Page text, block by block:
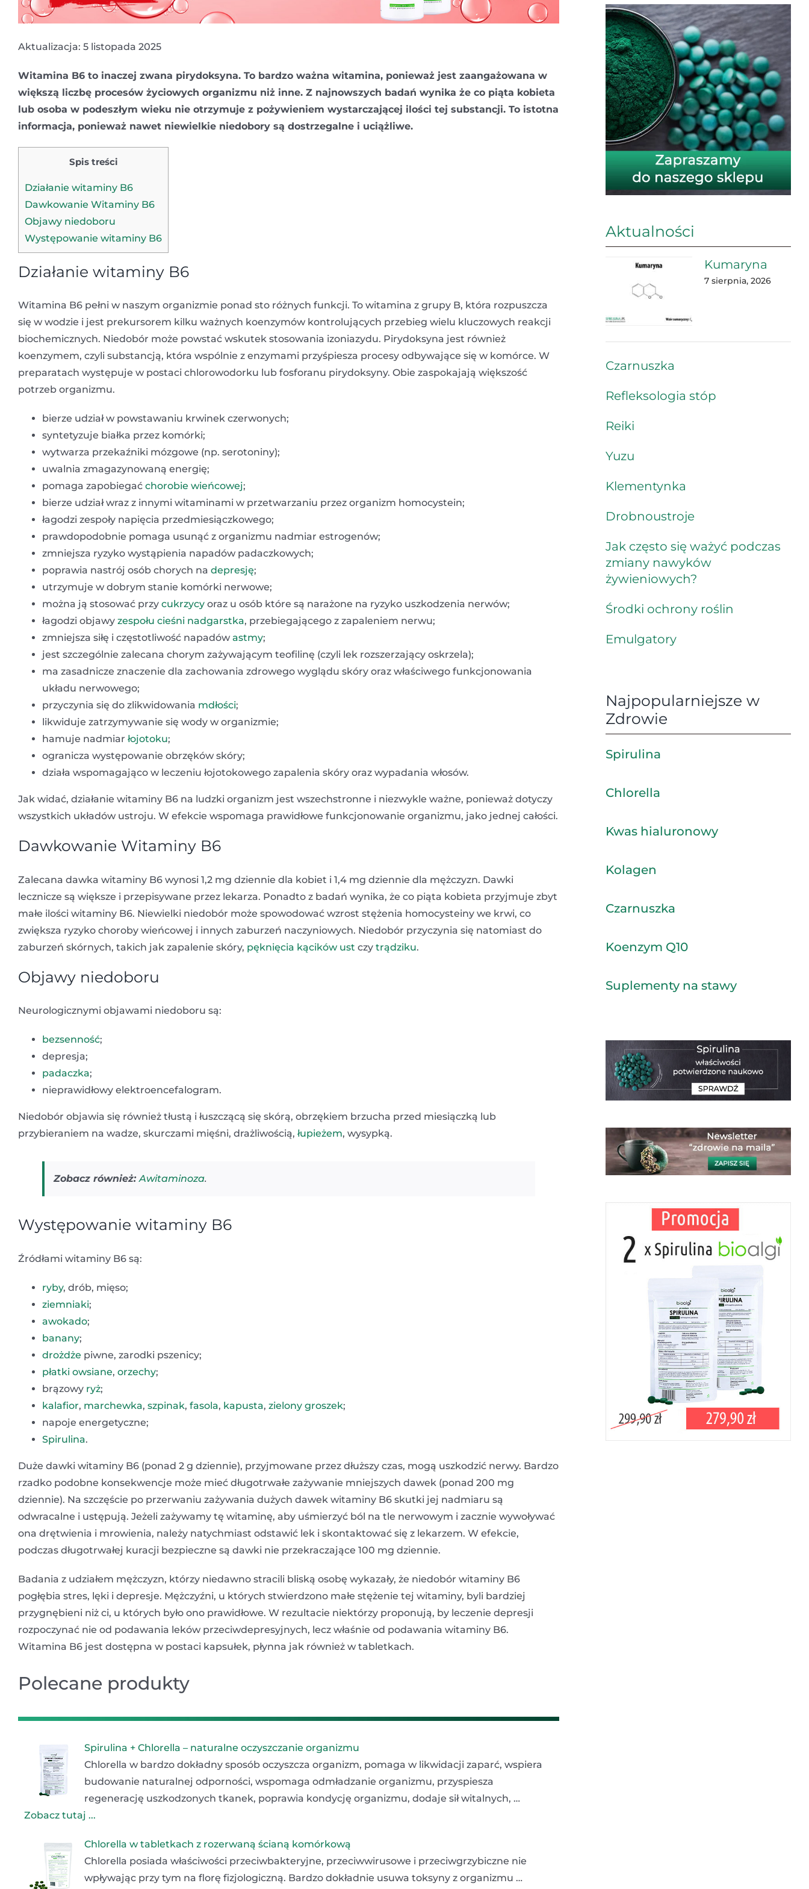
Aktualizacja: 5 listopada 2025
Witamina B6 to inaczej zwana pirydoksyna. To bardzo ważna witamina, ponieważ jest zaangażowana w
większą liczbę procesów życiowych organizmu niż inne. Z najnowszych badań wynika że co piąta kobieta
lub osoba w podeszłym wieku nie otrzymuje z pożywieniem wystarczającej ilości tej substancji. To istotna
informacja, ponieważ nawet niewielkie niedobory są dostrzegalne i uciążliwe.
Spis treści
Działanie witaminy B6
Dawkowanie Witaminy B6
Objawy niedoboru
Występowanie witaminy B6
Działanie witaminy B6
Witamina B6 pełni w naszym organizmie ponad sto różnych funkcji. To witamina z grupy B, która rozpuszcza
się w wodzie i jest prekursorem kilku ważnych koenzymów kontrolujących przebieg wielu kluczowych reakcji
biochemicznych. Niedobór może powstać wskutek stosowania izoniazydu. Pirydoksyna jest również
koenzymem, czyli substancją, która wspólnie z enzymami przyśpiesza procesy odbywające się w komórce. W
preparatach występuje w postaci chlorowodorku lub fosforanu pirydoksyny. Obie zaspokajają większość
potrzeb organizmu.
bierze udział w powstawaniu krwinek czerwonych;
syntetyzuje białka przez komórki;
wytwarza przekaźniki mózgowe (np. serotoniny);
uwalnia zmagazynowaną energię;
pomaga zapobiegać chorobie wieńcowej;
bierze udział wraz z innymi witaminami w przetwarzaniu przez organizm homocystein;
łagodzi zespoły napięcia przedmiesiączkowego;
prawdopodobnie pomaga usunąć z organizmu nadmiar estrogenów;
zmniejsza ryzyko wystąpienia napadów padaczkowych;
poprawia nastrój osób chorych na depresję;
utrzymuje w dobrym stanie komórki nerwowe;
można ją stosować przy cukrzycy oraz u osób które są narażone na ryzyko uszkodzenia nerwów;
łagodzi objawy zespołu cieśni nadgarstka, przebiegającego z zapaleniem nerwu;
zmniejsza siłę i częstotliwość napadów astmy;
jest szczególnie zalecana chorym zażywającym teofilinę (czyli lek rozszerzający oskrzela);
ma zasadnicze znaczenie dla zachowania zdrowego wyglądu skóry oraz właściwego funkcjonowania
układu nerwowego;
przyczynia się do zlikwidowania mdłości;
likwiduje zatrzymywanie się wody w organizmie;
hamuje nadmiar łojotoku;
ogranicza występowanie obrzęków skóry;
działa wspomagająco w leczeniu łojotokowego zapalenia skóry oraz wypadania włosów.
Jak widać, działanie witaminy B6 na ludzki organizm jest wszechstronne i niezwykle ważne, ponieważ dotyczy
wszystkich układów ustroju. W efekcie wspomaga prawidłowe funkcjonowanie organizmu, jako jednej całości.
Dawkowanie Witaminy B6
Zalecana dawka witaminy B6 wynosi 1,2 mg dziennie dla kobiet i 1,4 mg dziennie dla mężczyzn. Dawki
lecznicze są większe i przepisywane przez lekarza. Ponadto z badań wynika, że co piąta kobieta przyjmuje zbyt
małe ilości witaminy B6. Niewielki niedobór może spowodować wzrost stężenia homocysteiny we krwi, co
zwiększa ryzyko choroby wieńcowej i innych zaburzeń naczyniowych. Niedobór przyczynia się natomiast do
zaburzeń skórnych, takich jak zapalenie skóry, pęknięcia kącików ust czy trądziku.
Objawy niedoboru
Neurologicznymi objawami niedoboru są:
bezsenność;
depresja;
padaczka;
nieprawidłowy elektroencefalogram.
Niedobór objawia się również tłustą i łuszczącą się skórą, obrzękiem brzucha przed miesiączką lub
przybieraniem na wadze, skurczami mięśni, drażliwością, łupieżem, wysypką.
Zobacz również:Awitaminoza.
Występowanie witaminy B6
Źródłami witaminy B6 są:
ryby, drób, mięso;
ziemniaki;
awokado;
banany;
drożdże piwne, zarodki pszenicy;
płatki owsiane, orzechy;
brązowy ryż;
kalafior, marchewka, szpinak, fasola, kapusta, zielony groszek;
napoje energetyczne;
Spirulina.
Duże dawki witaminy B6 (ponad 2 g dziennie), przyjmowane przez dłuższy czas, mogą uszkodzić nerwy. Bardzo
rzadko podobne konsekwencje może mieć długotrwałe zażywanie mniejszych dawek (ponad 200 mg
dziennie). Na szczęście po przerwaniu zażywania dużych dawek witaminy B6 skutki jej nadmiaru są
odwracalne i ustępują. Jeżeli zażywamy tę witaminę, aby uśmierzyć ból na tle nerwowym i zacznie wywoływać
ona drętwienia i mrowienia, należy natychmiast odstawić lek i skontaktować się z lekarzem. W efekcie,
podczas długotrwałej kuracji bezpieczne są dawki nie przekraczające 100 mg dziennie.
Badania z udziałem mężczyzn, którzy niedawno stracili bliską osobę wykazały, że niedobór witaminy B6
pogłębia stres, lęki i depresje. Mężczyźni, u których stwierdzono małe stężenie tej witaminy, byli bardziej
przygnębieni niż ci, u których było ono prawidłowe. W rezultacie niektórzy proponują, by leczenie depresji
rozpoczynać nie od podawania leków przeciwdepresyjnych, lecz właśnie od podawania witaminy B6.
Witamina B6 jest dostępna w postaci kapsułek, płynna jak również w tabletkach.
Polecane produkty
Spirulina + Chlorella – naturalne oczyszczanie organizmu
Chlorella w bardzo dokładny sposób oczyszcza organizm, pomaga w likwidacji zaparć, wspiera
budowanie naturalnej odporności, wspomaga odmładzanie organizmu, przyspiesza
regenerację uszkodzonych tkanek, poprawia kondycję organizmu, dodaje sił witalnych, …
Zobacz tutaj ...
Chlorella w tabletkach z rozerwaną ścianą komórkową
Chlorella posiada właściwości przeciwbakteryjne, przeciwwirusowe i przeciwgrzybiczne nie
wpływając przy tym na florę fizjologiczną. Bardzo dokładnie usuwa toksyny z organizmu …
Aktualności
Kumaryna
7 sierpnia, 2026
Czarnuszka
Refleksologia stóp
Reiki
Yuzu
Klementynka
Drobnoustroje
Jak często się ważyć podczas
zmiany nawyków
żywieniowych?
Środki ochrony roślin
Emulgatory
Najpopularniejsze w
Zdrowie
Spirulina
Chlorella
Kwas hialuronowy
Kolagen
Czarnuszka
Koenzym Q10
Suplementy na stawy